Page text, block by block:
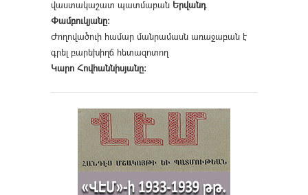
վաստակաշատ պատմաբան Երվանդ
Փամբուկյանը։
Ժողովածուի համար մանրամասն առաջաբան է
գրել բարեխիղճ հետազոտող
Կարո Հովհաննիսյանը։